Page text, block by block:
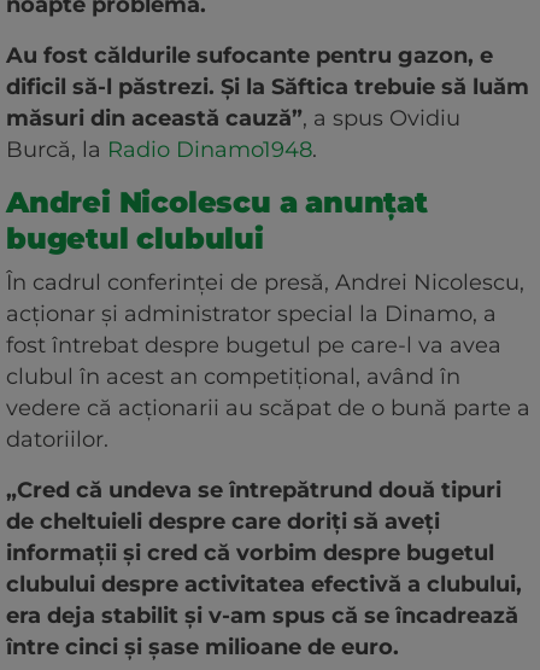
Au fost căldurile sufocante pentru gazon, e
dificil să-l păstrezi. Și la Săftica trebuie să luăm
măsuri din această cauză”, a spus Ovidiu
Burcă, la Radio Dinamo1948.
Andrei Nicolescu a anunțat
bugetul clubului
În cadrul conferinței de presă, Andrei Nicolescu,
acționar și administrator special la Dinamo, a
fost întrebat despre bugetul pe care-l va avea
clubul în acest an competițional, având în
vedere că acționarii au scăpat de o bună parte a
datoriilor.
„Cred că undeva se întrepătrund două tipuri
de cheltuieli despre care doriți să aveți
informații și cred că vorbim despre bugetul
clubului despre activitatea efectivă a clubului,
era deja stabilit și v-am spus că se încadrează
între cinci și șase milioane de euro.